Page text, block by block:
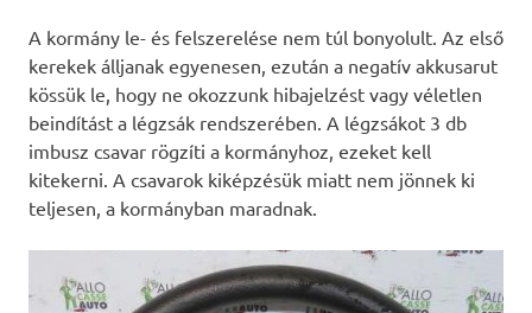
A kormány le- és felszerelése nem túl bonyolult. Az első
kerekek álljanak egyenesen, ezután a negatív akkusarut
kössük le, hogy ne okozzunk hibajelzést vagy véletlen
beindítást a légzsák rendszerében. A légzsákot 3 db
imbusz csavar rögzíti a kormányhoz, ezeket kell
kitekerni. A csavarok kiképzésük miatt nem jönnek ki
teljesen, a kormányban maradnak.